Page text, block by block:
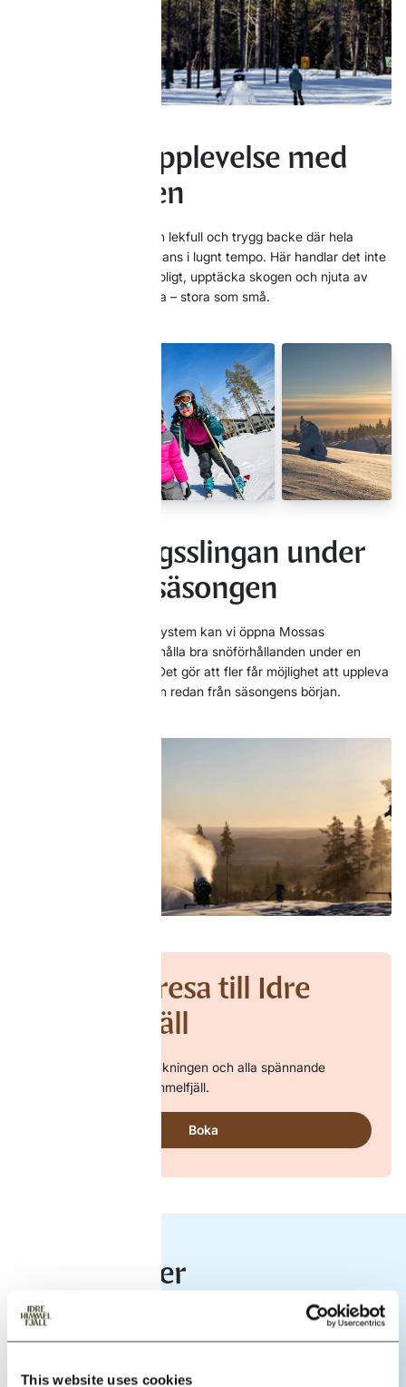
This website uses cookies
En mysig upplevelse med
hela familjen
Mossas skogsslinga är en lekfull och trygg backe där hela
familjen kan åka tillsammans i lugnt tempo. Här handlar det inte
om fart, utan om att ha roligt, upptäcka skogen och njuta av
skidåkningen sida vid sida – stora som små.
Njut av skogsslingan under
hela vintersäsongen
Med vårt nya snökanonsystem kan vi öppna Mossas
skogsslinga tidigare och hålla bra snöförhållanden under en
längre del av säsongen. Det gör att fler får möjlighet att uppleva
skidåkning genom skogen redan från säsongens början.
Boka din resa till Idre
Himmelfjäll
Upplev naturen, skidåkningen och alla spännande
aktiviteter på Idre Himmelfjäll.
Boka
Upptäck mer